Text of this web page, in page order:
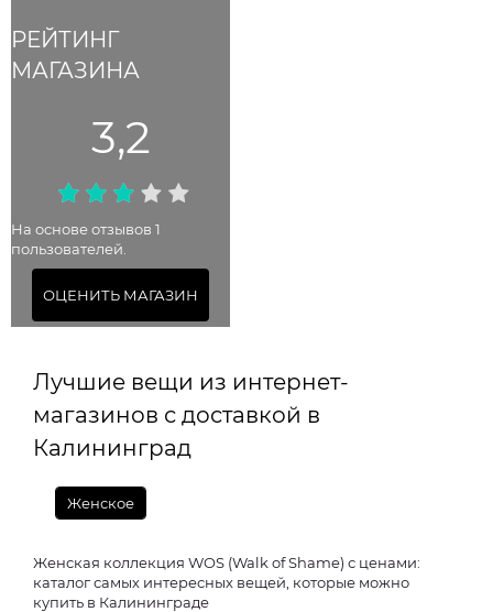
РЕЙТИНГ
МАГАЗИНА
3,2
На основе отзывов 1
пользователей.
ОЦЕНИТЬ МАГАЗИН
Лучшие вещи из интернет-
магазинов с доставкой в
Калининград
Женское
Женская коллекция WOS (Walk of Shame) с ценами:
каталог самых интересных вещей, которые можно
купить в Калининграде